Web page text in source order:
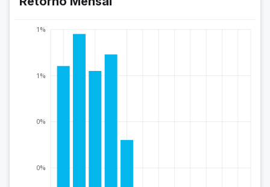
0%
0%
1%
1%